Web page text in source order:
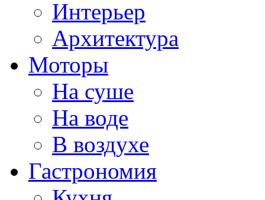
Интерьер
Архитектура
Моторы
На суше
На воде
В воздухе
Гастрономия